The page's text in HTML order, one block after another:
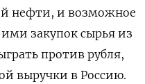
нефти, и возможное
закупок сырья из
против рубля,
выручки в Россию.